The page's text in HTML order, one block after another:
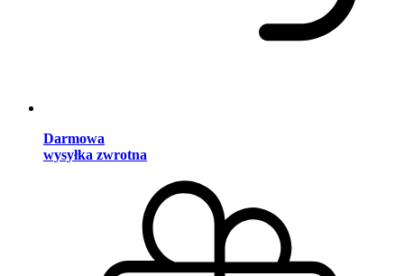
Darmowa
wysyłka zwrotna